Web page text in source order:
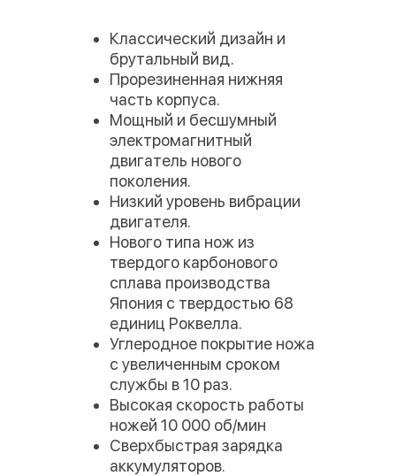
Классический дизайн и
брутальный вид.
Прорезиненная нижняя
часть корпуса.
Мощный и бесшумный
электромагнитный
двигатель нового
поколения.
Низкий уровень вибрации
двигателя.
Нового типа нож из
твердого карбонового
сплава производства
Япония с твердостью 68
единиц Роквелла.
Углеродное покрытие ножа
с увеличенным сроком
службы в 10 раз.
Высокая скорость работы
ножей 10 000 об/мин
Сверхбыстрая зарядка
аккумуляторов.